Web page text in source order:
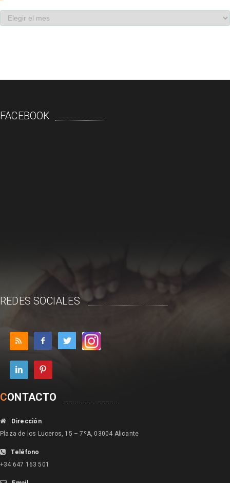
FACEBOOK
REDES SOCIALES
CONTACTO
Dirección
Plaza de los Luceros, 15 – 7ºA, 03004 Alicante
Teléfono
+34 647 163 501